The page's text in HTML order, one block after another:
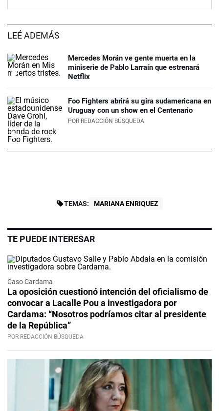
LEÉ ADEMÁS
Mercedes Morán ve gente muerta en la
miniserie de Pablo Larraín que estrenará
Netflix
Foo Fighters abrirá su gira sudamericana en
Uruguay con un show en el Centenario
POR REDACCIÓN BÚSQUEDA
TEMAS: MARIANA ENRIQUEZ
TE PUEDE INTERESAR
Caso Cardama
La oposición cuestionó intención del oficialismo de
convocar a Lacalle Pou a investigadora por
Cardama: “Nosotros podríamos citar al presidente
de la República”
POR REDACCIÓN BÚSQUEDA